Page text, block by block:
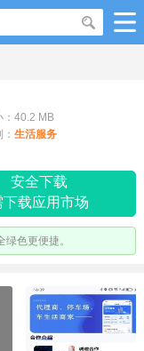
：40.2 MB
生活服务
安全下载
下载应用市场
色更便捷。